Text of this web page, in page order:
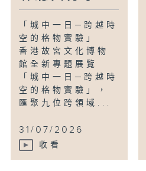
「城中一日─跨越時
空的格物實驗」
香港故宮文化博物
館全新專題展覽
「城中一日─跨越時
空的格物實驗」，
匯聚九位跨領域...
31/07/2026
收看